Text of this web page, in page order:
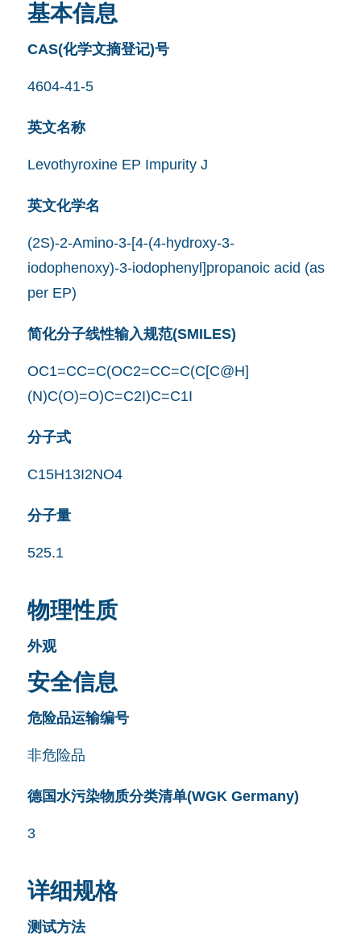
基本信息
CAS(化学文摘登记)号
4604-41-5
英文名称
Levothyroxine EP Impurity J
英文化学名
(2S)-2-Amino-3-[4-(4-hydroxy-3-
iodophenoxy)-3-iodophenyl]propanoic acid (as
per EP)
简化分子线性输入规范(SMILES)
OC1=CC=C(OC2=CC=C(C[C@H]
(N)C(O)=O)C=C2I)C=C1I
分子式
C15H13I2NO4
分子量
525.1
物理性质
外观
安全信息
危险品运输编号
非危险品
德国水污染物质分类清单(WGK Germany)
3
详细规格
测试方法